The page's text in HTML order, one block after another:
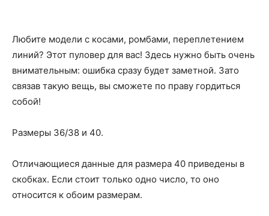
Любите модели с косами, ромбами, переплетением
линий? Этот пуловер для вас! Здесь нужно быть очень
внимательным: ошибка сразу будет заметной. Зато
связав такую вещь, вы сможете по праву гордиться
собой!
Размеры 36/38 и 40.
Отличающиеся данные для размера 40 приведены в
скобках. Если стоит только одно число, то оно
относится к обоим размерам.